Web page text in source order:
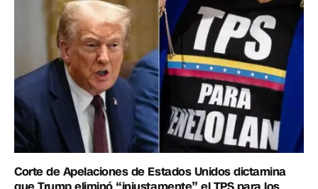
Corte de Apelaciones de Estados Unidos dictamina